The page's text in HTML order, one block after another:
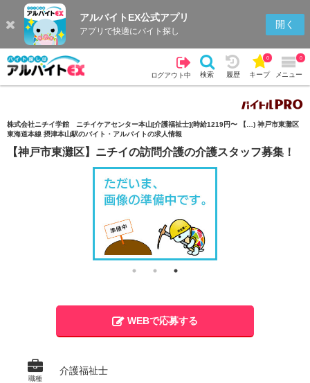
アルバイトEX公式アプリ
アプリで快適にバイト探し
開く
ログアウト中 検索 履歴 キープ
0
メニュー
0
検索 履歴
株式会社ニチイ学館 ニチイケアセンター本山[介護福祉士](時給1219円〜 【…) 神戸市東灘区
東海道本線 摂津本山駅のバイト・アルバイトの求人情報
【神戸市東灘区】ニチイの訪問介護の介護スタッフ募集！
WEBで応募する
職種
介護福祉士